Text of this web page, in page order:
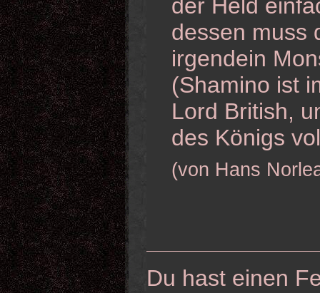
der Held
dessen muss
irgendein
(Shamino ist
Lord British,
des Königs
(von Hans
Du hast einen